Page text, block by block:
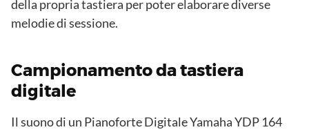
della propria tastiera per poter elaborare diverse
melodie di sessione.
Campionamento da tastiera
digitale
Il suono di un Pianoforte Digitale Yamaha YDP 164